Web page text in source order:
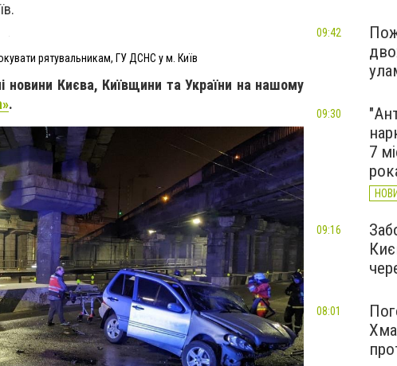
рятувальникам, ГУ ДСНС у м. Київ
новини Києва, Київщини та України на нашому
.
09:42
7
09:30
09:16
08:01